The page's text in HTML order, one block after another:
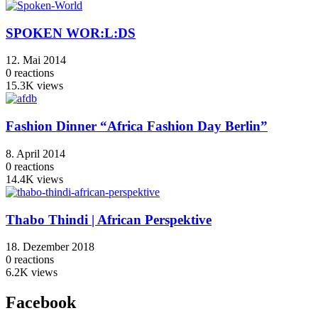
SPOKEN WOR:L:DS
12. Mai 2014
0 reactions
15.3K views
Fashion Dinner “Africa Fashion Day Berlin”
8. April 2014
0 reactions
14.4K views
Thabo Thindi | African Perspektive
18. Dezember 2018
0 reactions
6.2K views
Facebook